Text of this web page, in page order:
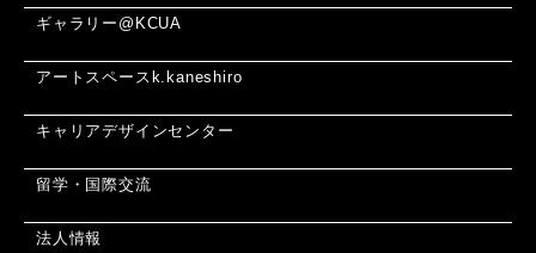
ギャラリー@KCUA
アートスペースk.kaneshiro
キャリアデザインセンター
留学・国際交流
法人情報